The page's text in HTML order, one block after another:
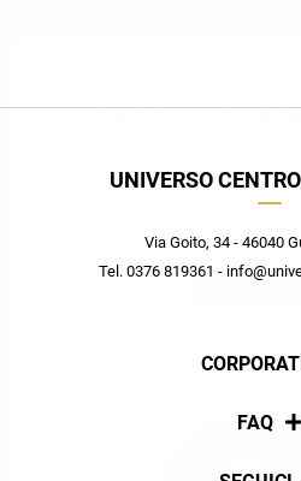
UNIVERSO
Via Goito, 34 - 46040
Tel. 0376 819361 -
Chi siamo
FAQ
Iscriviti alla
nuovi arrivi utilizzabile
Crea il tuo stile grazie ai consigli
scopri in anteprima le offerte in
ISCRIVITI